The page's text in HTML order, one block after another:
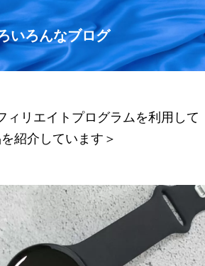
いろんなブログ
ィリエイトプログラムを利用して
紹介しています＞